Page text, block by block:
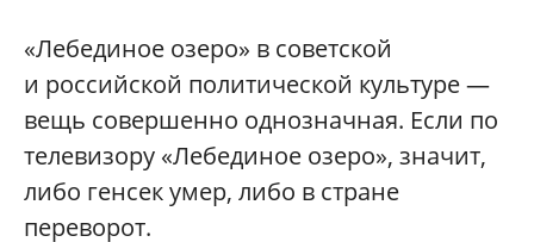
«Лебединое озеро» в советской
и российской политической культуре —
вещь совершенно однозначная. Если по
телевизору «Лебединое озеро», значит,
либо генсек умер, либо в стране
переворот.